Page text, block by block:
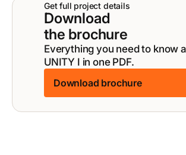
Get full project details
Download
the brochure
Everything you need to know
UNITY I in one PDF.
Download brochure